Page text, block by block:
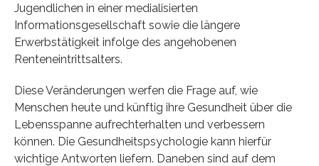
Jugendlichen in einer medialisierten
Informationsgesellschaft sowie die längere
Erwerbstätigkeit infolge des angehobenen
Renteneintrittsalters.
Diese Veränderungen werfen die Frage auf, wie
Menschen heute und künftig ihre Gesundheit über die
Lebensspanne aufrechterhalten und verbessern
können. Die Gesundheitspsychologie kann hierfür
wichtige Antworten liefern. Daneben sind auf dem